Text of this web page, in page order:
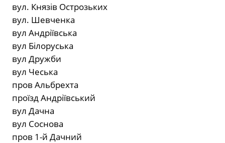
вул. Князів Острозьких
вул. Шевченка
вул Андріївська
вул Білоруська
вул Дружби
вул Чеська
пров Альбрехта
проїзд Андріївський
вул Дачна
вул Соснова
пров 1-й Дачний